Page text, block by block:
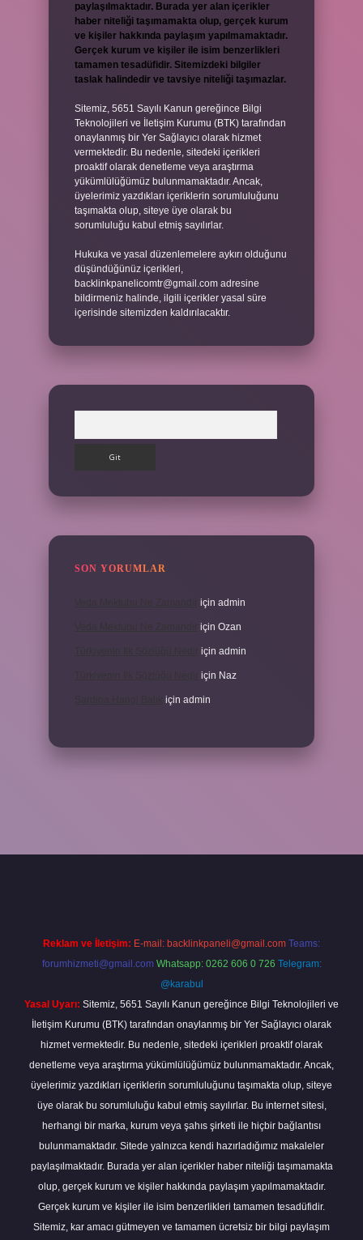
paylaşılmaktadır. Burada yer alan içerikler
haber niteliği taşımamakta olup, gerçek kurum
ve kişiler hakkında paylaşım yapılmamaktadır.
Gerçek kurum ve kişiler ile isim benzerlikleri
tamamen tesadüfidir. Sitemizdeki bilgiler
taslak halindedir ve tavsiye niteliği taşımazlar.
Sitemiz, 5651 Sayılı Kanun gereğince Bilgi
Teknolojileri ve İletişim Kurumu (BTK) tarafından
onaylanmış bir Yer Sağlayıcı olarak hizmet
vermektedir. Bu nedenle, sitedeki içerikleri
proaktif olarak denetleme veya araştırma
yükümlülüğümüz bulunmamaktadır. Ancak,
üyelerimiz yazdıkları içeriklerin sorumluluğunu
taşımakta olup, siteye üye olarak bu
sorumluluğu kabul etmiş sayılırlar.
Hukuka ve yasal düzenlemelere aykırı olduğunu
düşündüğünüz içerikleri,
backlinkpanelicomtr@gmail.com adresine
bildirmeniz halinde, ilgili içerikler yasal süre
içerisinde sitemizden kaldırılacaktır.
SON YORUMLAR
için admin
için Ozan
için admin
için Naz
için admin
Reklam ve İletişim: E-mail: backlinkpaneli@gmail.com Teams:
forumhizmeti@gmail.com Whatsapp: 0262 606 0 726 Telegram:
@karabul
Yasal Uyarı: Sitemiz, 5651 Sayılı Kanun gereğince Bilgi Teknolojileri ve
İletişim Kurumu (BTK) tarafından onaylanmış bir Yer Sağlayıcı olarak
hizmet vermektedir. Bu nedenle, sitedeki içerikleri proaktif olarak
denetleme veya araştırma yükümlülüğümüz bulunmamaktadır. Ancak,
üyelerimiz yazdıkları içeriklerin sorumluluğunu taşımakta olup, siteye
üye olarak bu sorumluluğu kabul etmiş sayılırlar. Bu internet sitesi,
herhangi bir marka, kurum veya şahıs şirketi ile hiçbir bağlantısı
bulunmamaktadır. Sitede yalnızca kendi hazırladığımız makaleler
paylaşılmaktadır. Burada yer alan içerikler haber niteliği taşımamakta
olup, gerçek kurum ve kişiler hakkında paylaşım yapılmamaktadır.
Gerçek kurum ve kişiler ile isim benzerlikleri tamamen tesadüfidir.
Sitemiz, kar amacı gütmeyen ve tamamen ücretsiz bir bilgi paylaşım